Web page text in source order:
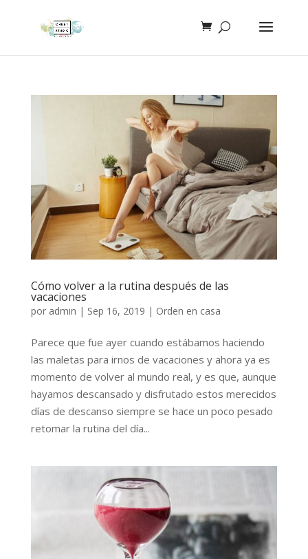
Cómo volver a la rutina después de las
vacaciones
por admin | Sep 16, 2019 | Orden en casa
Parece que fue ayer cuando estábamos haciendo
las maletas para irnos de vacaciones y ahora ya es
momento de volver al mundo real, y es que, aunque
hayamos descansado y disfrutado estos merecidos
días de descanso siempre se hace un poco pesado
retomar la rutina del día...